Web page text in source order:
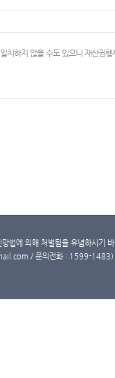
치하지 않을 수도 있으니 재산권
법에 의해 처벌됨을 유념하시기 바
/ 문의전화 : 1599-1483)